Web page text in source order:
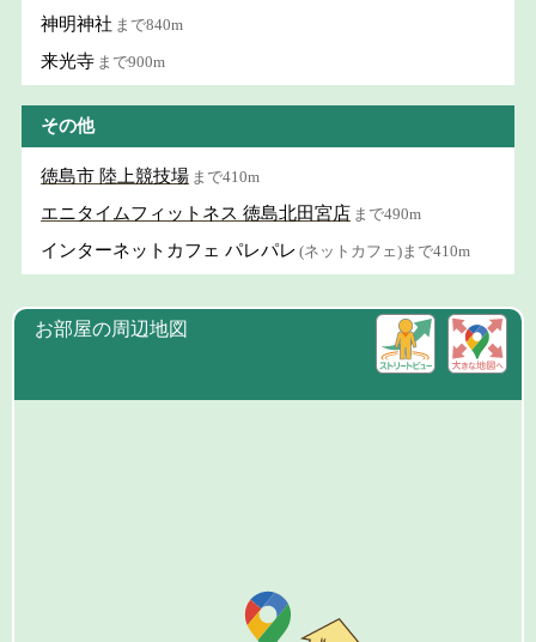
神明神社 まで840m
来光寺 まで900m
その他
徳島市 陸上競技場 まで410m
エニタイムフィットネス 徳島北田宮店 まで490m
インターネットカフェ パレパレ (ネットカフェ)まで410m
お部屋の周辺地図